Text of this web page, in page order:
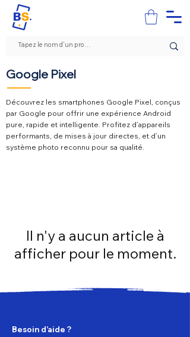
Google Pixel
Découvrez les smartphones Google Pixel, conçus
par Google pour offrir une expérience Android
pure, rapide et intelligente. Profitez d’appareils
performants, de mises à jour directes, et d’un
système photo reconnu pour sa qualité.
Il n'y a aucun article à
afficher pour le moment.
Besoin d’aide ?